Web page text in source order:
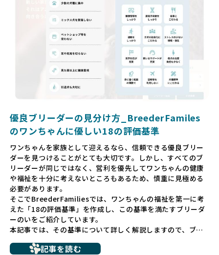
だからこそ、私たちは正しい情報と安心して選べる場所を提
供すべきだと考えています。BreederFamiliesでは、ワンち
ゃんを家族のように愛する「優良ブリーダー」のみを独自の
厳しい基準で厳選し、その評価基準や評価結果をオープンに
しています。これにより、消費者の皆様が安心して子犬やブ
リーダーを選べる環境を整えています。
そして、消費者の皆様が正しい情報をもとに優良ブリーダー
を求めることで、ワンちゃんを家族のように愛する優良ブリ
ーダーが増え、営利優先の「悪徳ブリーダー」が自然と淘汰
される社会を目指しています。目の前の子犬だけでなく、親
ゃんに優しい世界を築いていきたいと考えています。
長するための環境が十分に整っていない場合が多く、販売ま
での間に過密な環境や長距離移動のストレスを受けることが
少なくありません。このような環境は、健康リスクや社会性
の問題につながりやすく、ワンちゃんにとっても望ましいと
は言えません。
こうした背景から、BreederFamiliesはペットショップを介
さない直接販売を採用するとともに、ペットオークションや
ペットショップを利用するブリーダーの掲載も行ってしませ
ん。
ペットショップを避けた方がいい理由の詳細はこちら
優良ブリーダーの見分け方_BreederFamiles
のワンちゃんに優しい18の評価基準
ワンちゃんを家族として迎えるなら、信頼できる優良ブリー
ダーを見つけることがとても大切です。しかし、すべてのブ
リーダーが同じではなく、営利を優先してワンちゃんの健康
や福祉を十分に考えないところもあるため、慎重に見極める
必要があります。
そこでBreederFamiliesでは、ワンちゃんの福祉を第一に考
えた「18の評価基準」を作成し、この基準を満たすブリーダ
ーのいをご紹介しています。
本記事では、その基準について詳しく解説しますので、ブリ
記事を読む